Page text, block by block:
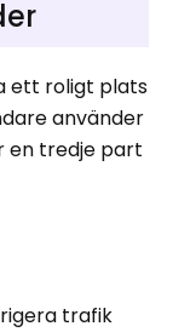
ett roligt plats
använder
en tredje part
trafik